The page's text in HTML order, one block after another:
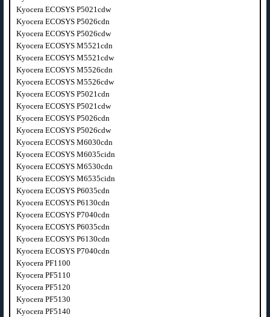
Kyocera ECOSYS P5021cdw
Kyocera ECOSYS P5026cdn
Kyocera ECOSYS P5026cdw
Kyocera ECOSYS M5521cdn
Kyocera ECOSYS M5521cdw
Kyocera ECOSYS M5526cdn
Kyocera ECOSYS M5526cdw
Kyocera ECOSYS P5021cdn
Kyocera ECOSYS P5021cdw
Kyocera ECOSYS P5026cdn
Kyocera ECOSYS P5026cdw
Kyocera ECOSYS M6030cdn
Kyocera ECOSYS M6035cidn
Kyocera ECOSYS M6530cdn
Kyocera ECOSYS M6535cidn
Kyocera ECOSYS P6035cdn
Kyocera ECOSYS P6130cdn
Kyocera ECOSYS P7040cdn
Kyocera ECOSYS P6035cdn
Kyocera ECOSYS P6130cdn
Kyocera ECOSYS P7040cdn
Kyocera PF1100
Kyocera PF5110
Kyocera PF5120
Kyocera PF5130
Kyocera PF5140